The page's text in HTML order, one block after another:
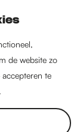
de website zo
te
West
West
van